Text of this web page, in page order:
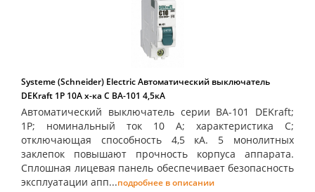
Systeme (Schneider) Electric Автоматический выключатель
DEKraft 1Р 10А х-ка C ВА-101 4,5кА
Автоматический выключатель серии ВА-101 DEKraft;
1P; номинальный ток 10 А; характеристика С;
отключающая способность 4,5 кА. 5 монолитных
заклепок повышают прочность корпуса аппарата.
Сплошная лицевая панель обеспечивает безопасность
эксплуатации апп...подробнее в описании